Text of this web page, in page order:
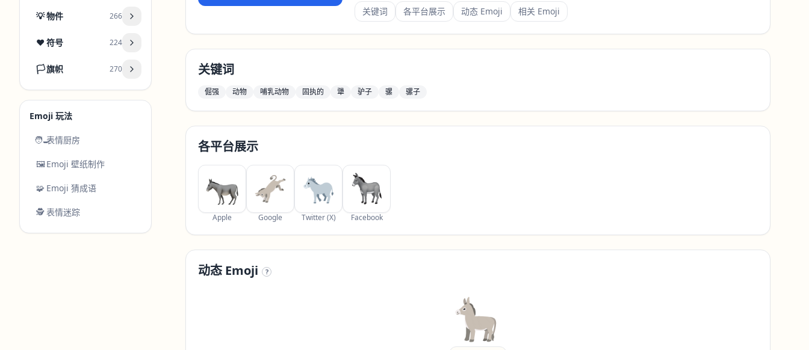
💡物件 266
❤️符号 224
🏳️旗帜 270
Emoji 玩法
🧑‍🍳表情厨房
🖼️Emoji 壁纸制作
🧩 Emoji 猜成语
🕵️ 表情迷踪
关键词 各平台展示 动态 Emoji 相关 Emoji
关键词
倔强 动物 哺乳动物 固执的 犟 驴子 骡 骡子
各平台展示
Apple Google Twitter (X) Facebook
动态 Emoji ?